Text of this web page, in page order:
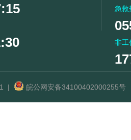
急救
非工
| 皖公网安备34100402000255号